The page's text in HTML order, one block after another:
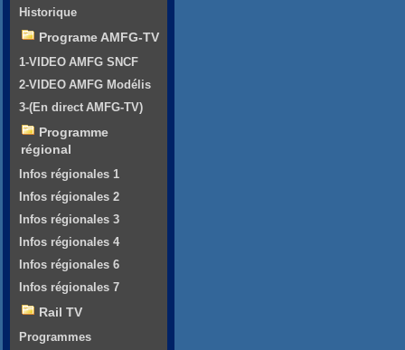
Historique
Programe AMFG-TV
1-VIDEO AMFG SNCF
2-VIDEO AMFG Modélis
3-(En direct AMFG-TV)
Programme
régional
Infos régionales 1
Infos régionales 2
Infos régionales 3
Infos régionales 4
Infos régionales 6
Infos régionales 7
Rail TV
Programmes